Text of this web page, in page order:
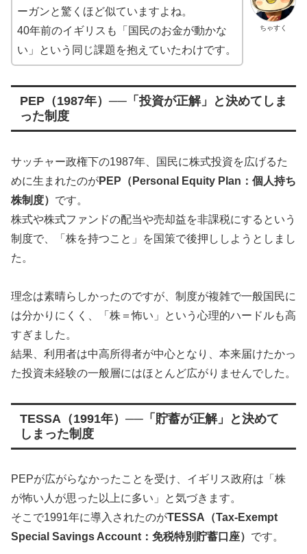
ちゃすく
ーガンと驚くほど似ていますよね。
40年前のイギリスも「国民のお金が動かな
い」という同じ課題を抱えていたわけです。
PEP（1987年）──「投資が正解」と決めてしま
った制度
サッチャー政権下の1987年、国民に株式投資を広げるた
めに生まれたのがPEP（Personal Equity Plan：個人持ち
株制度） です。
株式や株式ファンドの配当や売却益を非課税にするという
制度で、「株を持つこと」を国策で後押ししようとしまし
た。
理念は素晴らしかったのですが、制度が複雑で一般国民に
は分かりにくく、「株＝怖い」という心理的ハードルも高
すぎました。
結果、利用者は中高所得者が中心となり、本来届けたかっ
た投資未経験の一般層にはほとんど広がりませんでした。
TESSA（1991年）──「貯蓄が正解」と決めて
しまった制度
PEPが広がらなかったことを受け、イギリス政府は「株
が怖い人が思った以上に多い」と気づきます。
そこで1991年に導入されたのがTESSA（Tax-Exempt
Special Savings Account：免税特別貯蓄口座） です。